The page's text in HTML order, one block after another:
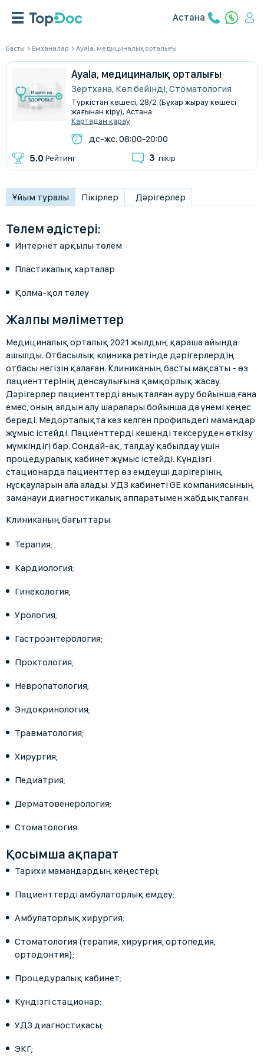
Астана
Басты Емханалар Ayala, медициналық орталығы
Ayala, медициналық орталығы
Зертхана, Көп бейінді, Стоматология
Түркістан көшесі, 28/2 (Бұхар жырау көшесі
жағынан кіру), Астана
Картадан қарау
дс-жс: 08:00-20:00
5.0 Рейтинг 3 пікір
Ұйым туралы Пікірлер Дәрігерлер
Төлем әдістері:
Интернет арқылы төлем
Пластикалық карталар
Қолма-қол төлеу
Жалпы мәліметтер
Медициналық орталық 2021 жылдың қараша айында
ашылды. Отбасылық клиника ретінде дәрігерлердің
отбасы негізін қалаған. Клиниканың басты мақсаты - өз
пациенттерінің денсаулығына қамқорлық жасау.
Дәрігерлер пациенттерді анықталған ауру бойынша ғана
емес, оның алдын алу шаралары бойынша да үнемі кеңес
береді. Медорталықта кез келген профильдегі мамандар
жұмыс істейді. Пациенттерді кешенді тексеруден өткізу
мүмкіндігі бар. Сондай-ақ, талдау қабылдау үшін
процедуралық кабинет жұмыс істейді. Күндізгі
стационарда пациенттер өз емдеуші дәрігерінің
нұсқауларын ала алады. УДЗ кабинеті GE компаниясының
заманауи диагностикалық аппаратымен жабдықталған.
Клиниканың бағыттары:
Терапия;
Кардиология;
Гинекология;
Урология;
Гастроэнтерология;
Проктология;
Невропатология;
Эндокринология;
Травматология;
Хирургия;
Педиатрия;
Дерматовенерология;
Стоматология.
Қосымша ақпарат
Тарихи мамандардың кеңестері;
Пациенттерді амбулаторлық емдеу;
Амбулаторлық хирургия;
Стоматология (терапия, хирургия, ортопедия,
ортодонтия);
Процедуралық кабинет;
Күндізгі стационар;
УДЗ диагностикасы;
ЭКГ;